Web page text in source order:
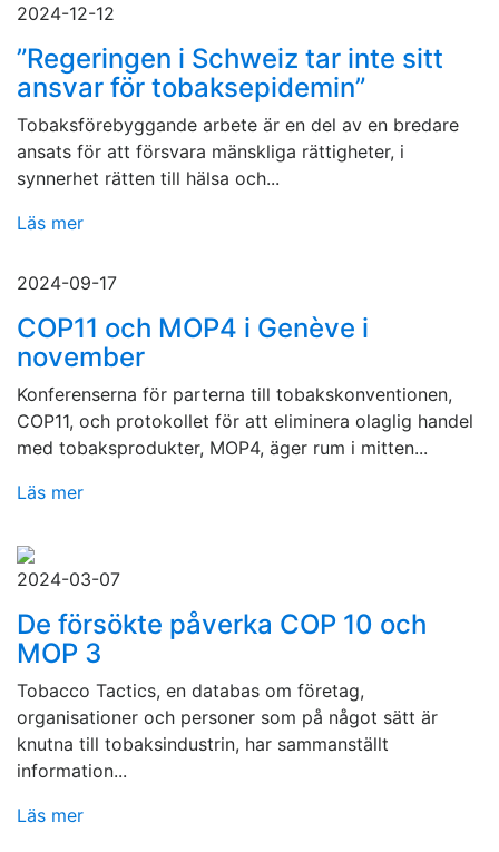
2024-12-12
”Regeringen i Schweiz tar inte sitt
ansvar för tobaksepidemin”
Tobaksförebyggande arbete är en del av en bredare
ansats för att försvara mänskliga rättigheter, i
synnerhet rätten till hälsa och...
Läs mer
2024-09-17
COP11 och MOP4 i Genève i
november
Konferenserna för parterna till tobakskonventionen,
COP11, och protokollet för att eliminera olaglig handel
med tobaksprodukter, MOP4, äger rum i mitten...
Läs mer
2024-03-07
De försökte påverka COP 10 och
MOP 3
Tobacco Tactics, en databas om företag,
organisationer och personer som på något sätt är
knutna till tobaksindustrin, har sammanställt
information...
Läs mer